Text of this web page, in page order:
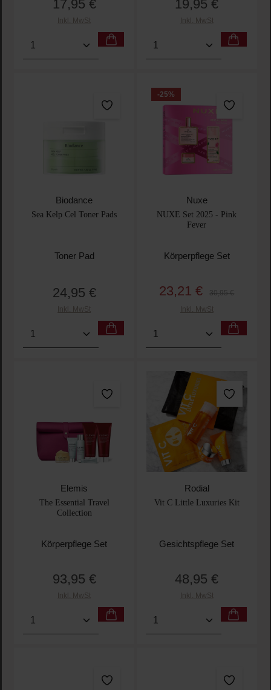
Regulärer Preis:
17,95 €
Inkl. MwSt
Produkt Anzahl: Gib den gewünschten Wert ein
Regulärer Preis:
19,95 €
Inkl. MwSt
Produkt Anzahl: Gib
Biodance
Sea Kelp Cel Toner Pads
Toner Pad
Regulärer Preis:
24,95 €
Inkl. MwSt
Produkt Anzahl: Gib den gewünschten Wert ein
-25%
Nuxe
NUXE Set 2025 - Pink
Fever
Körperpflege Set
Verkaufspreis:
23,21 € Regulärer Preis:
30,95 €
Inkl. MwSt
Produkt Anzahl: Gib
Elemis
The Essential Travel
Collection
Körperpflege Set
Regulärer Preis:
93,95 €
Inkl. MwSt
Produkt Anzahl: Gib den gewünschten Wert ein
Rodial
Vit C Little Luxuries Kit
Gesichtspflege Set
Regulärer Preis:
48,95 €
Inkl. MwSt
Produkt Anzahl: Gib